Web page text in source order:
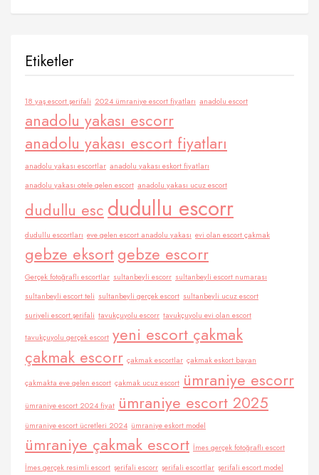
Etiketler
18 yaş escort şerifali 2024 ümraniye escort fiyatları anadolu escort
anadolu yakası escorr
anadolu yakası escort fiyatları
anadolu yakası escortlar anadolu yakası eskort fiyatları
anadolu yakası otele gelen escort anadolu yakası ucuz escort
dudullu esc dudullu escorr
dudullu escortları eve gelen escort anadolu yakası evi olan escort çakmak
gebze eksortgebze escorr
Gerçek fotoğraflı escortlar sultanbeyli escorr sultanbeyli escort numarası
sultanbeyli escort teli sultanbeyli gerçek escort sultanbeyli ucuz escort
suriyeli escort şerifali tavukçuyolu escorr tavukçuyolu evi olan escort
tavukçuyolu gerçek escort yeni escort çakmak
çakmak escorr çakmak escortlar çakmak eskort bayan
çakmakta eve gelen escort çakmak ucuz escort ümraniye escorr
ümraniye escort 2024 fiyat ümraniye escort 2025
ümraniye escort ücretleri 2024 ümraniye eskort model
ümraniye çakmak escort İmes gerçek fotoğraflı escort
İmes gerçek resimli escort şerifali escorr şerifali escortlar şerifali escort model